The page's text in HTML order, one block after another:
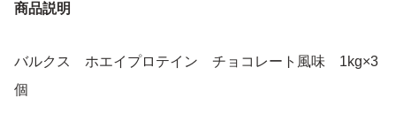
商品説明
バルクス ホエイプロテイン チョコレート風味 1kg×3
個